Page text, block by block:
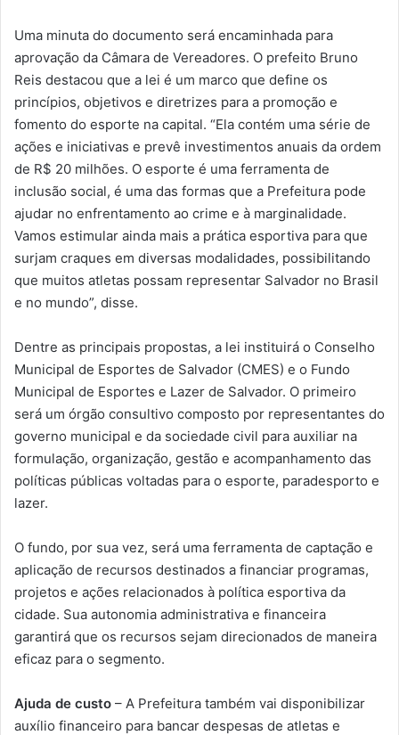
Uma minuta do documento será encaminhada para
aprovação da Câmara de Vereadores. O prefeito Bruno
Reis destacou que a lei é um marco que define os
princípios, objetivos e diretrizes para a promoção e
fomento do esporte na capital. “Ela contém uma série de
ações e iniciativas e prevê investimentos anuais da ordem
de R$ 20 milhões. O esporte é uma ferramenta de
inclusão social, é uma das formas que a Prefeitura pode
ajudar no enfrentamento ao crime e à marginalidade.
Vamos estimular ainda mais a prática esportiva para que
surjam craques em diversas modalidades, possibilitando
que muitos atletas possam representar Salvador no Brasil
e no mundo”, disse.
Dentre as principais propostas, a lei instituirá o Conselho
Municipal de Esportes de Salvador (CMES) e o Fundo
Municipal de Esportes e Lazer de Salvador. O primeiro
será um órgão consultivo composto por representantes do
governo municipal e da sociedade civil para auxiliar na
formulação, organização, gestão e acompanhamento das
políticas públicas voltadas para o esporte, paradesporto e
lazer.
O fundo, por sua vez, será uma ferramenta de captação e
aplicação de recursos destinados a financiar programas,
projetos e ações relacionados à política esportiva da
cidade. Sua autonomia administrativa e financeira
garantirá que os recursos sejam direcionados de maneira
eficaz para o segmento.
Ajuda de custo – A Prefeitura também vai disponibilizar
auxílio financeiro para bancar despesas de atletas e